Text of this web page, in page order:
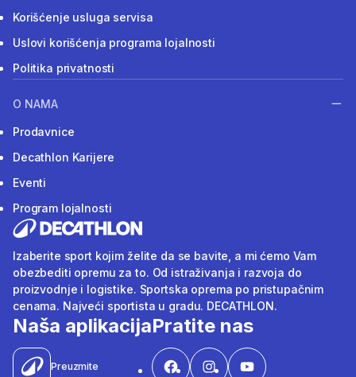
Korišćenje usluga servisa
Uslovi korišćenja programa lojalnosti
Politika privatnosti
O NAMA
Prodavnice
Decathlon Karijere
Eventi
Program lojalnosti
Izaberite sport kojim želite da se bavite, a mi ćemo Vam
obezbediti opremu za to. Od istraživanja i razvoja do
proizvodnje i logistike. Sportska oprema po pristupačnim
cenama. Najveći sportista u gradu. DECATHLON.
Naša aplikacija
Preuzmite
Pratite nas